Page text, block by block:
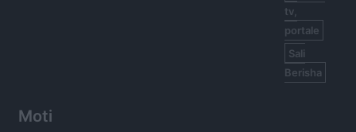
tv,
portale
Sali
Berisha
Moti